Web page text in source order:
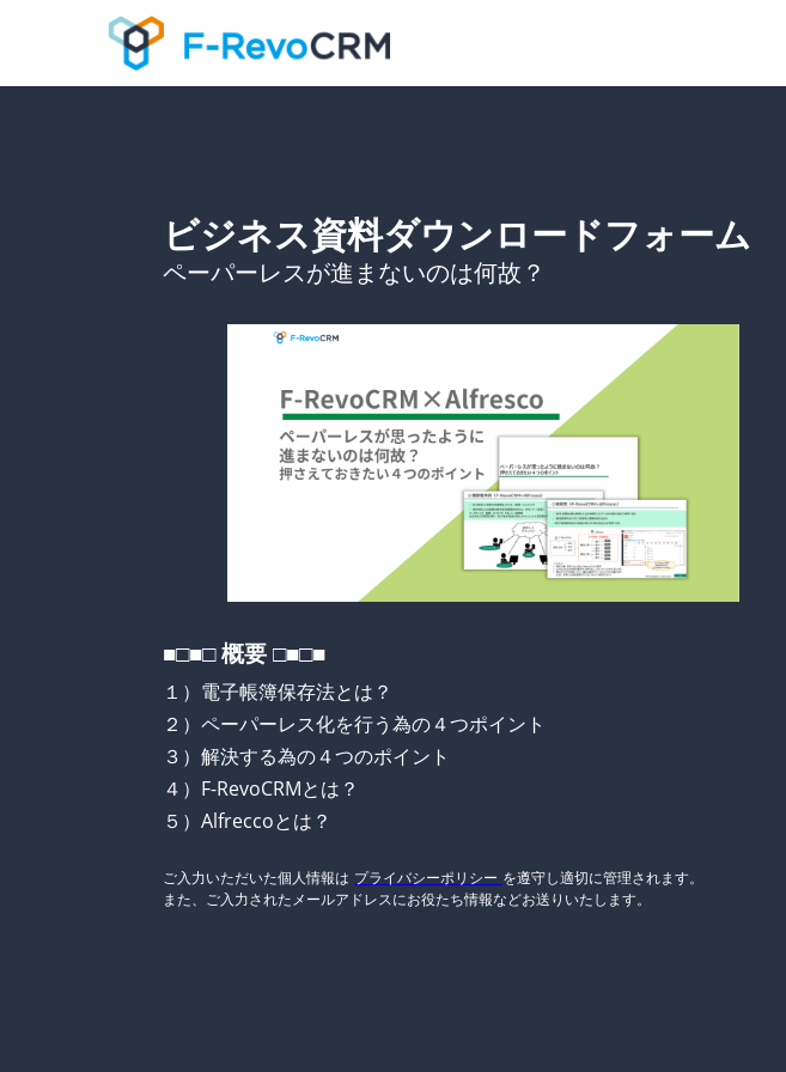
ビジネス資料ダウンロードフォーム
ペーパーレスが進まないのは何故？
■□■□ 概要 □■□■
１）電子帳簿保存法とは？
２）ペーパーレス化を行う為の４つポイント
３）解決する為の４つのポイント
４）F-RevoCRMとは？
５）Alfreccoとは？
ご入力いただいた個人情報は プライバシーポリシー を遵守し適切に管理されます。
また、ご入力されたメールアドレスにお役たち情報などお送りいたします。